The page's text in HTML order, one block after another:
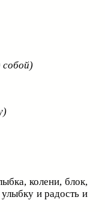
собой)
колени, блок,
и радость и